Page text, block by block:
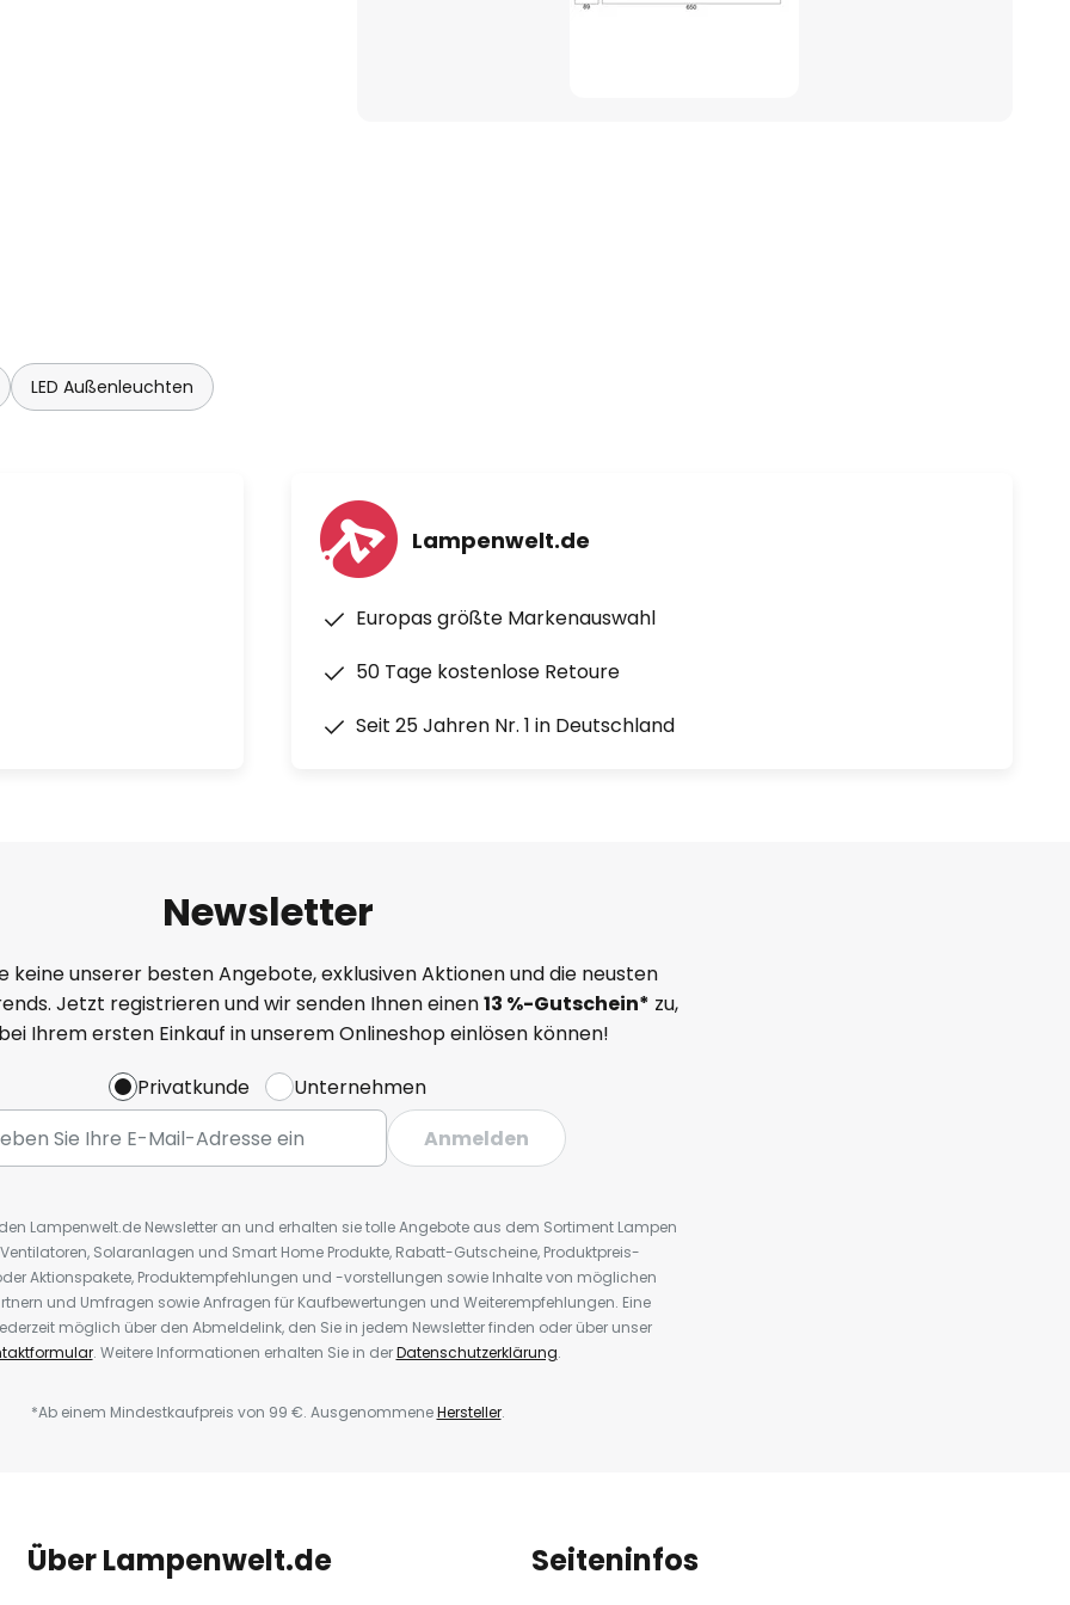
LED Außenleuchten
Lampenwelt.de
Europas größte Markenauswahl
50 Tage kostenlose Retoure
Seit 25 Jahren Nr. 1 in Deutschland
Newsletter
keine unserer besten Angebote, exklusiven Aktionen und die neusten
Jetzt registrieren und wir senden Ihnen einen13 %-Gutschein* zu,
Ihrem ersten Einkauf in unserem Onlineshop einlösen können!
Privatkunde
Unternehmen
Anmelden
Lampenwelt.de Newsletter an und erhalten sie tolle Angebote aus dem Sortiment Lampen
Solaranlagen und Smart Home Produkte, Rabatt-Gutscheine, Produktpreis-
Aktionspakete, Produktempfehlungen und -vorstellungen sowie Inhalte von möglichen
und Umfragen sowie Anfragen für Kaufbewertungen und Weiterempfehlungen. Eine
möglich über den Abmeldelink, den Sie in jedem Newsletter finden oder über unser
. Weitere Informationen erhalten Sie in derDatenschutzerklärung.
*Ab einem Mindestkaufpreis von 99 €. AusgenommeneHersteller.
Über Lampenwelt.de Seiteninfos